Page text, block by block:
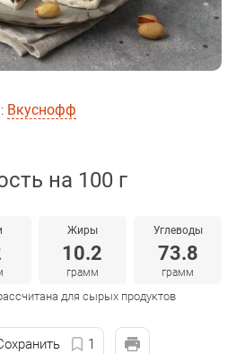
Вкуснофф
на 100 г
Жиры
10.2
грамм
Углеводы
73.8
грамм
для сырых продуктов
1